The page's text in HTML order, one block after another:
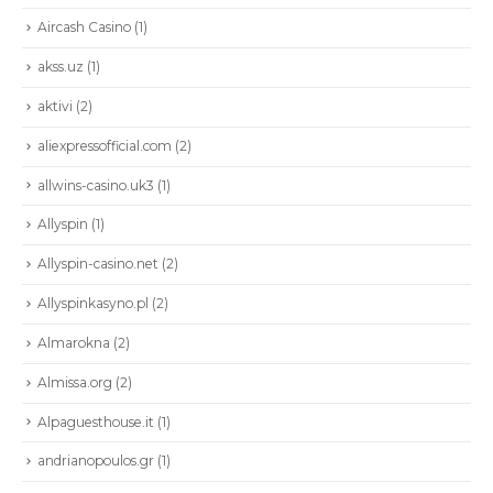
Aircash Casino (1)
akss.uz (1)
aktivi (2)
aliexpressofficial.com (2)
allwins-casino.uk3 (1)
Allyspin (1)
Allyspin-casino.net (2)
Allyspinkasyno.pl (2)
Almarokna (2)
Almissa.org (2)
Alpaguesthouse.it (1)
andrianopoulos.gr (1)